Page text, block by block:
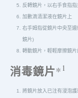
反轉鏡片，以右手食指
加數滴清潔液在鏡片上
右手姆指從鏡片中央至
鏡片)
轉動鏡片，輕輕摩擦鏡
消毒鏡片*1
將鏡片放入已注有浸泡